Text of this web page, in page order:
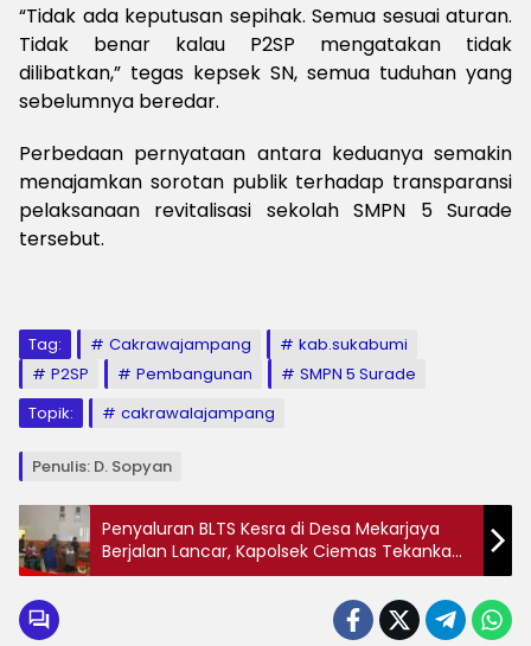
“Tidak ada keputusan sepihak. Semua sesuai aturan.
Tidak benar kalau P2SP mengatakan tidak
dilibatkan,” tegas kepsek SN, semua tuduhan yang
sebelumnya beredar.
Perbedaan pernyataan antara keduanya semakin
menajamkan sorotan publik terhadap transparansi
pelaksanaan revitalisasi sekolah SMPN 5 Surade
tersebut.
Tag: Cakrawajampang
kab.sukabumi
P2SP
Pembangunan
SMPN 5 Surade
Topik:
cakrawalajampang
Penulis: D. Sopyan
Penyaluran BLTS Kesra di Desa Mekarjaya
Berjalan Lancar, Kapolsek Ciemas Tekankan
Pentingnya Kamtibmas ‎